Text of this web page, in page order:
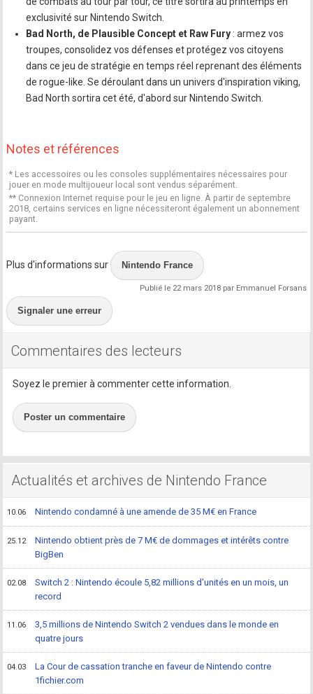
exclusivité sur Nintendo Switch.
Bad North, de Plausible Concept et Raw Fury : armez vos
troupes, consolidez vos défenses et protégez vos citoyens
dans ce jeu de stratégie en temps réel reprenant des éléments
de rogue-like. Se déroulant dans un univers d'inspiration viking,
Bad North sortira cet été, d'abord sur Nintendo Switch.
Notes et références
* Les accessoires ou les consoles supplémentaires nécessaires pour
jouer en mode multijoueur local sont vendus séparément.
** Connexion Internet requise pour le jeu en ligne. À partir de septembre
2018, certains services en ligne nécessiteront également un abonnement
payant.
Plus d'informations sur Nintendo France
Publié le 22 mars 2018 par Emmanuel Forsans
Signaler une erreur
Commentaires des lecteurs
Soyez le premier à commenter cette information.
Poster un commentaire
Actualités et archives de Nintendo France
10.06 Nintendo condamné à une amende de 35 M€ en France
25.12
Nintendo obtient près de 7 M€ de dommages et intérêts contre
BigBen
02.08
Switch 2 : Nintendo écoule 5,82 millions d'unités en un mois, un
record
11.06
3,5 millions de Nintendo Switch 2 vendues dans le monde en
quatre jours
04.03
La Cour de cassation tranche en faveur de Nintendo contre
1fichier.com